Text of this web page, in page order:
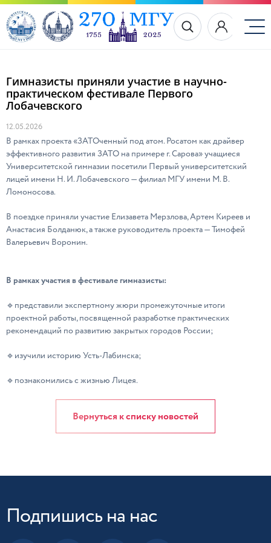
Гимназисты приняли участие в научно-
практическом фестивале Первого
Лобачевского
12.05.2026
В рамках проекта «ЗАТОченный под атом. Росатом как драйвер
эффективного развития ЗАТО на примере г. Сарова» учащиеся
Университетской гимназии посетили Первый университетский
лицей имени Н. И. Лобачевского — филиал МГУ имени М. В.
Ломоносова.
В поездке приняли участие Елизавета Мерзлова, Артем Киреев и
Анастасия Болданюк, а также руководитель проекта — Тимофей
Валерьевич Воронин.
В рамках участия в фестивале гимназисты:
🔹представили экспертному жюри промежуточные итоги
проектной работы, посвященной разработке практических
рекомендаций по развитию закрытых городов России;
🔹изучили историю Усть-Лабинска;
🔹познакомились с жизнью Лицея.
Вернуться к списку новостей
Подпишись на нас